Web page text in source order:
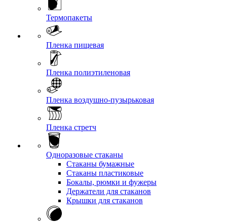
Термопакеты
Пленка пищевая
Пленка полиэтиленовая
Пленка воздушно-пузырьковая
Пленка стретч
Одноразовые стаканы
Стаканы бумажные
Стаканы пластиковые
Бокалы, рюмки и фужеры
Держатели для стаканов
Крышки для стаканов